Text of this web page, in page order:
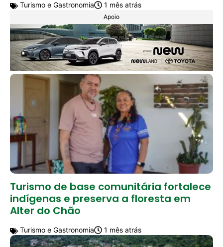
Turismo e Gastronomia 1 mês atrás
Apoio
Turismo de base comunitária fortalece
indígenas e preserva a floresta em
Alter do Chão
Turismo e Gastronomia 1 mês atrás